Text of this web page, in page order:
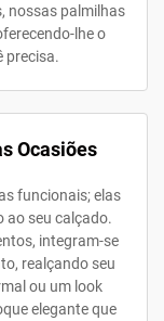
nossas palmilhas
lhe o
precisa.
Ocasiões
funcionais; elas
ao seu calçado.
integram-se
realçando seu
ou um look
elegante que